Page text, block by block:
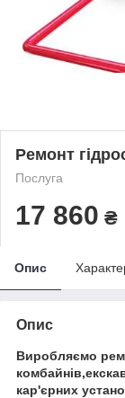
Ремонт
Послуга
17 860 ₴
Опис
Опис
Виробляємо
кар'єрних